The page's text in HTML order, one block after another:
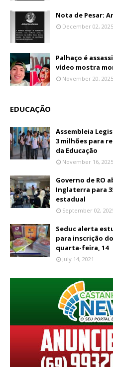
Nota de Pesar:
December 02, 2025
Palhaço é
vídeo mostra
November 20, 2025
EDUCAÇÃO
Assembleia
3 milhões para
da Educação
November 16, 2025
Governo de RO
Inglaterra para
estadual
September 02,
Seduc alerta
para inscrição
quarta-feira, 14
July 14, 2021